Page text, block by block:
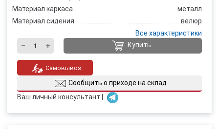
Материал каркаса
металл
Материал сидения
велюр
Все характеристики
Купить
Самовывоз
Сообщить о приходе на склад
Ваш личный консультант |